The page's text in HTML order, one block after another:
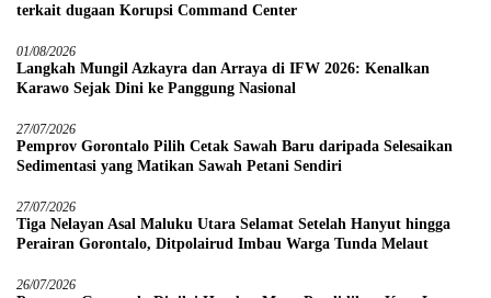
terkait dugaan Korupsi Command Center
01/08/2026
Langkah Mungil Azkayra dan Arraya di IFW 2026: Kenalkan
Karawo Sejak Dini ke Panggung Nasional
27/07/2026
Pemprov Gorontalo Pilih Cetak Sawah Baru daripada Selesaikan
Sedimentasi yang Matikan Sawah Petani Sendiri
27/07/2026
Tiga Nelayan Asal Maluku Utara Selamat Setelah Hanyut hingga
Perairan Gorontalo, Ditpolairud Imbau Warga Tunda Melaut
26/07/2026